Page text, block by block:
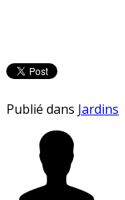
Publié dans Jardins